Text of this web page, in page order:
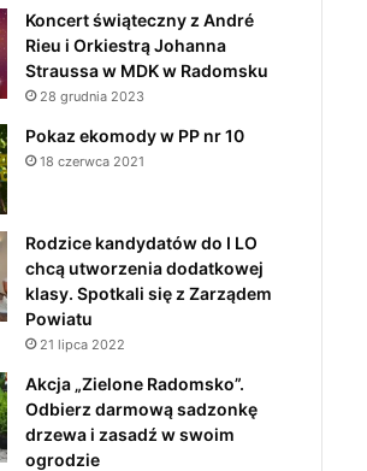
Koncert świąteczny z André
Rieu i Orkiestrą Johanna
Straussa w MDK w Radomsku
28 grudnia 2023
Pokaz ekomody w PP nr 10
18 czerwca 2021
Rodzice kandydatów do I LO
chcą utworzenia dodatkowej
klasy. Spotkali się z Zarządem
Powiatu
21 lipca 2022
Akcja „Zielone Radomsko”.
Odbierz darmową sadzonkę
drzewa i zasadź w swoim
ogrodzie